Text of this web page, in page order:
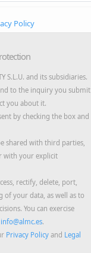
Policy
S.L.U. and its subsidiaries.
to the inquiry you submit
you about it.
by checking the box and
shared with third parties,
with your explicit
rectify, delete, port,
of your data, as well as to
You can exercise
info@almc.es.
Privacy Policyand Legal